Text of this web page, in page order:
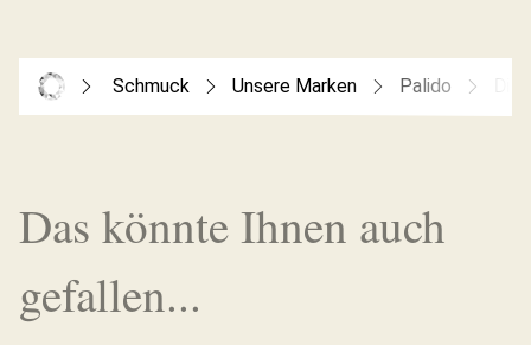
Schmuck Unsere Marken Palido
Das könnte Ihnen auch
gefallen...